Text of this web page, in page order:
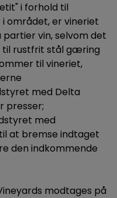
i forhold til
området, er vineriet
vin, selvom det
rustfrit stål gæring
til vineriet,
med Delta
presser;
med
at bremse indtaget
den indkommende
modtages på